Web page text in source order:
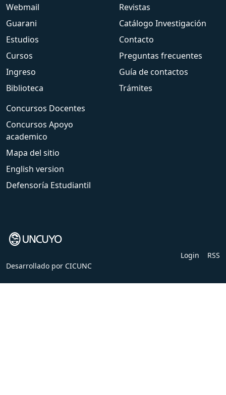
Webmail
Guarani
Estudios
Cursos
Ingreso
Biblioteca
Revistas
Catálogo Investigación
Contacto
Preguntas frecuentes
Guía de contactos
Trámites
Concursos Docentes
Concursos Apoyo
academico
Mapa del sitio
English version
Defensoría Estudiantil
Login
RSS
Desarrollado por CICUNC